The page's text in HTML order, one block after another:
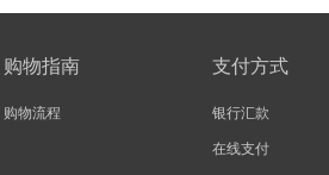
购物指南
购物流程
支付方式
银行汇款
在线支付